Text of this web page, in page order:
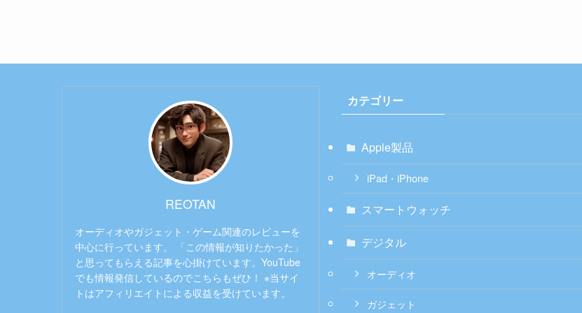
REOTAN
オーディオやガジェット・ゲーム関連のレビューを
中心に行っています。 「この情報が知りたかった」
と思ってもらえる記事を心掛けています。YouTube
でも情報発信しているのでこちらもぜひ！ ※当サイ
トはアフィリエイトによる収益を受けています。
カテゴリー
Apple製品
iPad・iPhone
スマートウォッチ
デジタル
オーディオ
ガジェット